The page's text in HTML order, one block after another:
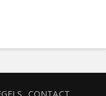
CONTACT